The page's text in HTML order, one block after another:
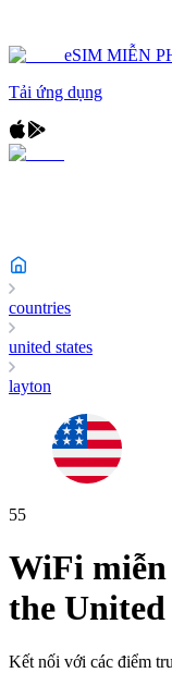
eSIM MIỄN
Tải ứng dụng
countries
united states
layton
55
WiFi
the United
Kết nối với các điểm